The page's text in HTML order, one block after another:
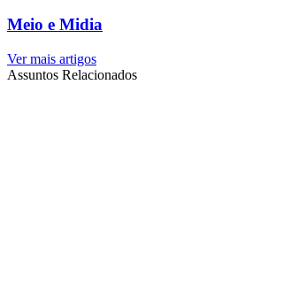
Meio e Midia
Ver mais artigos
Assuntos Relacionados